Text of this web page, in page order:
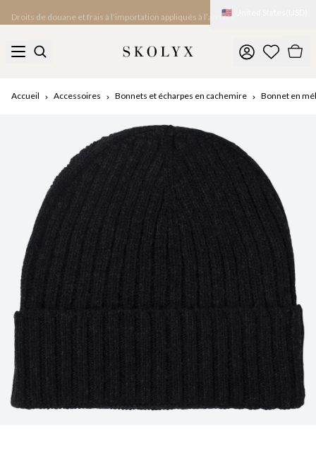
Droits de douane et frais à l’importation appliqués à l’arrivée
🇺🇸
Accueil Accessoires Bonnets et écharpes en cachemire Bonnet en